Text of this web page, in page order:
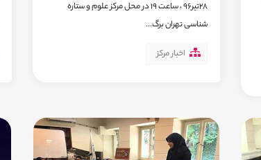
28تیر96 ، ساعت 19 در محل مرکز علوم و ستاره
شناسی تهران برگ...
اخبار مرکز